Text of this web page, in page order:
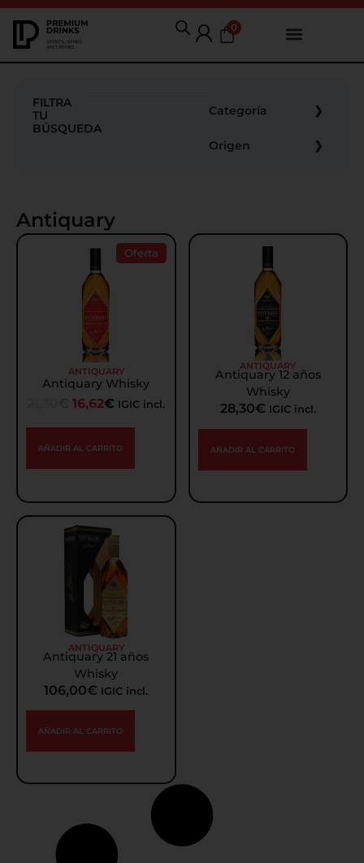
0
FILTRA
TU
BÚSQUEDA
Categoría
Origen
Antiquary
Oferta
ANTIQUARY
Antiquary Whisky
16,62€ IGIC incl.
AÑADIR AL CARRITO
ANTIQUARY
Antiquary 12 años
Whisky
28,30€ IGIC incl.
AÑADIR AL CARRITO
ANTIQUARY
Antiquary 21 años
Whisky
106,00€ IGIC incl.
AÑADIR AL CARRITO